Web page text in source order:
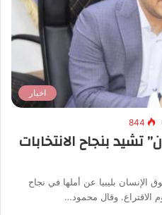
اخبار
844
بنجاح الانتخابات
بليبيا عن أملها في نجاح
الاقتراع. وقال محمود…